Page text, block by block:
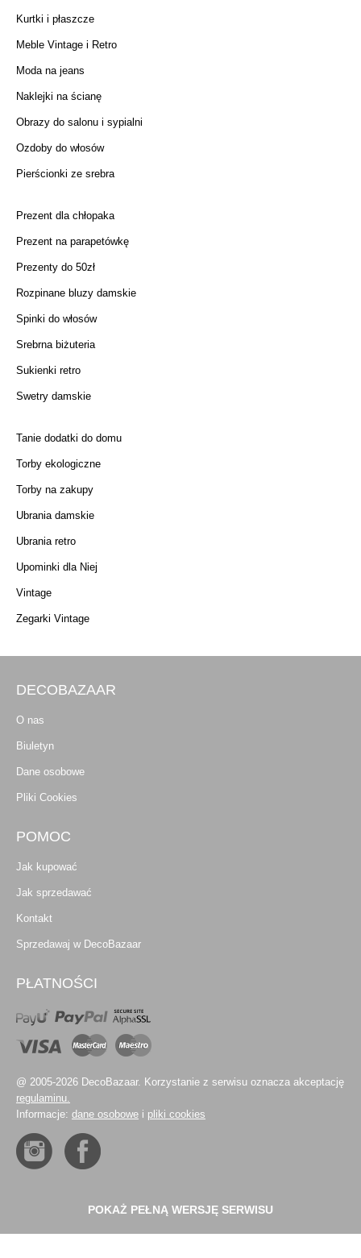
Kurtki i płaszcze
Meble Vintage i Retro
Moda na jeans
Naklejki na ścianę
Obrazy do salonu i sypialni
Ozdoby do włosów
Pierścionki ze srebra
Prezent dla chłopaka
Prezent na parapetówkę
Prezenty do 50zł
Rozpinane bluzy damskie
Spinki do włosów
Srebrna biżuteria
Sukienki retro
Swetry damskie
Tanie dodatki do domu
Torby ekologiczne
Torby na zakupy
Ubrania damskie
Ubrania retro
Upominki dla Niej
Vintage
Zegarki Vintage
DECOBAZAAR
O nas
Biuletyn
Dane osobowe
Pliki Cookies
POMOC
Jak kupować
Jak sprzedawać
Kontakt
Sprzedawaj w DecoBazaar
PŁATNOŚCI
@ 2005-2026 DecoBazaar. Korzystanie z serwisu oznacza akceptację
regulaminu.
Informacje: dane osobowe i pliki cookies
POKAŻ PEŁNĄ WERSJĘ SERWISU